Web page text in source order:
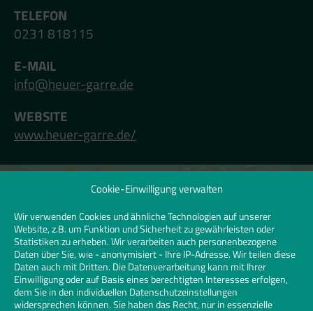
Cookie-Einwilligung verwalten
Wir verwenden Cookies und ähnliche Technologien auf unserer
Website, z.B. um Funktion und Sicherheit zu gewährleisten oder
Statistiken zu erheben. Wir verarbeiten auch personenbezogene
Daten über Sie, wie - anonymisiert - Ihre IP-Adresse. Wir teilen diese
Daten auch mit Dritten. Die Datenverarbeitung kann mit Ihrer
Einwilligung oder auf Basis eines berechtigten Interesses erfolgen,
dem Sie in den individuellen Datenschutzeinstellungen
widersprechen können. Sie haben das Recht, nur in essenzielle
TELEFON
0231 818115
E-MAIL
info@heuer-garre.de
WEBSITE
www.heuer-garre.de/
Klicken Sie hier, um Marketing-Cookies zu
akzeptieren und diesen Inhalt zu
aktivieren | Click to accept marketing
cookies and enable this content